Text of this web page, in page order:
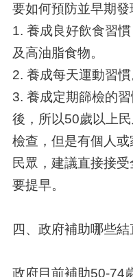
要如何預防並早期發
1. 養成良好飲食習
及高油脂食物。
2. 養成每天運動習慣
3. 養成定期篩檢的
後，所以50歲以上
檢查，但是有個人
民眾，建議直接接
要提早。
四、政府補助哪些
政府目前補助50-74